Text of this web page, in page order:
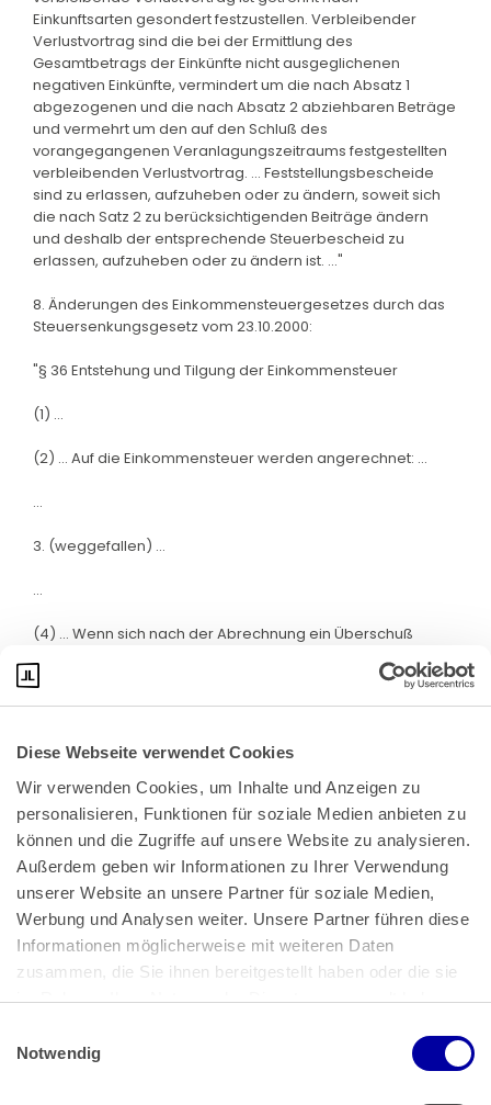
Diese Webseite verwendet Cookies
Wir verwenden Cookies, um Inhalte und Anzeigen zu
personalisieren, Funktionen für soziale Medien anbieten zu
können und die Zugriffe auf unsere Website zu analysieren.
Außerdem geben wir Informationen zu Ihrer Verwendung
unserer Website an unsere Partner für soziale Medien,
Werbung und Analysen weiter. Unsere Partner führen diese
Informationen möglicherweise mit weiteren Daten
zusammen, die Sie ihnen bereitgestellt haben oder die sie
im Rahmen Ihrer Nutzung der Dienste gesammelt haben.
Impressum
Notwendig
Einkunftsarten gesondert festzustellen. Verbleibender
Verlustvortrag sind die bei der Ermittlung des
Gesamtbetrags der Einkünfte nicht ausgeglichenen
negativen Einkünfte, vermindert um die nach Absatz 1
abgezogenen und die nach Absatz 2 abziehbaren Beträge
und vermehrt um den auf den Schluß des
vorangegangenen Veranlagungszeitraums festgestellten
verbleibenden Verlustvortrag. ... Feststellungsbescheide
sind zu erlassen, aufzuheben oder zu ändern, soweit sich
die nach Satz 2 zu berücksichtigenden Beiträge ändern
und deshalb der entsprechende Steuerbescheid zu
erlassen, aufzuheben oder zu ändern ist. ..."
8. Änderungen des Einkommensteuergesetzes durch das
Steuersenkungsgesetz vom 23.10.2000:
"§ 36 Entstehung und Tilgung der Einkommensteuer
(1) ...
(2) ... Auf die Einkommensteuer werden angerechnet: ...
...
3. (weggefallen) ...
...
(4) ... Wenn sich nach der Abrechnung ein Überschuß
Steuerpflichtigen nach Bekanntgabe des Steuerbescheids
§ 52 Anwendungsvorschriften
...
(50b) § 36 Abs. 2 Nr. 2 und 3 ... in der Fassung des Gesetzes
vom 24. März 1999 (BGBl I S. 402) ist letztmals anzuwenden
für Ausschüttungen, für die der Vierte Teil des
Körperschaftsteuergesetzes ... in der Fassung des Artikels 3
des Gesetzes vom 23. Oktober 2000 (BGBl. I S. 1433)
letztmals anzuwenden ist.
Gesetzes zur Änderung des Umwandlungssteuerrechts